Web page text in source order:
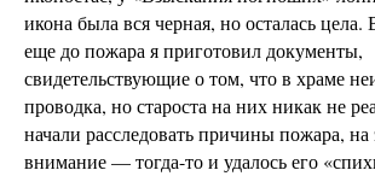
икона была вся черная, но осталась
еще до пожара я приготовил документы,
свидетельствующие о том, что в храме
проводка, но староста на них никак не
начали расследовать причины пожара, на
внимание — тогда-то и удалось его